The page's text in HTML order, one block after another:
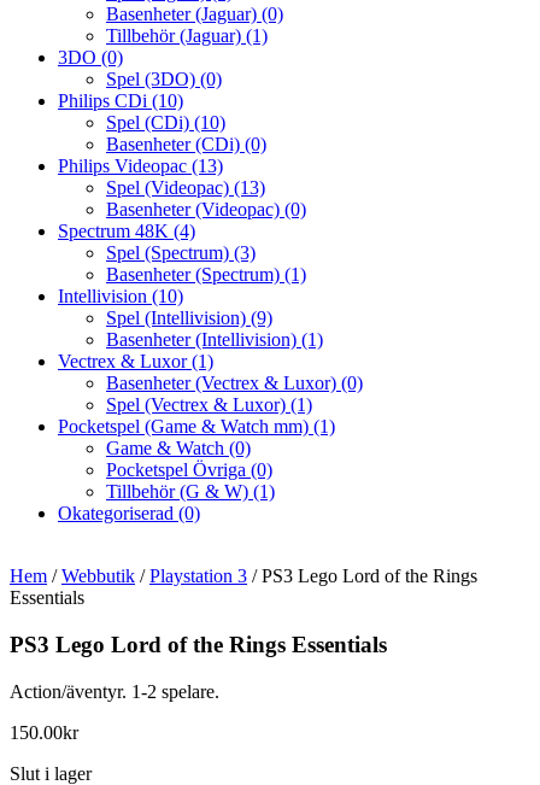
Basenheter (Jaguar) (0)
Tillbehör (Jaguar) (1)
3DO (0)
Spel (3DO) (0)
Philips CDi (10)
Spel (CDi) (10)
Basenheter (CDi) (0)
Philips Videopac (13)
Spel (Videopac) (13)
Basenheter (Videopac) (0)
Spectrum 48K (4)
Spel (Spectrum) (3)
Basenheter (Spectrum) (1)
Intellivision (10)
Spel (Intellivision) (9)
Basenheter (Intellivision) (1)
Vectrex & Luxor(1)
Basenheter (Vectrex & Luxor) (0)
Spel (Vectrex & Luxor) (1)
Pocketspel (Game & Watch mm) (1)
Game & Watch (0)
Pocketspel Övriga (0)
Tillbehör (G & W) (1)
Okategoriserad (0)
Hem /Webbutik /Playstation 3 / PS3 Lego Lord of the Rings
Essentials
PS3 Lego Lord of the Rings Essentials
Action/äventyr. 1-2 spelare.
150.00kr
Slut i lager